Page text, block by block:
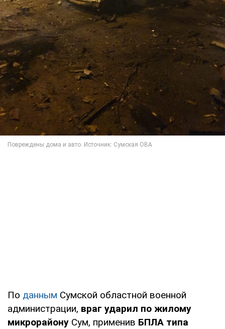
По данным Сумской областной военной
администрации, враг ударил по жилому
микрорайону Сум, применив БПЛА типа